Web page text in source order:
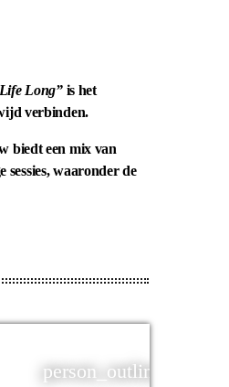
Long”is het
verbinden.
biedt een mix van
sessies, waaronder de
person_outline